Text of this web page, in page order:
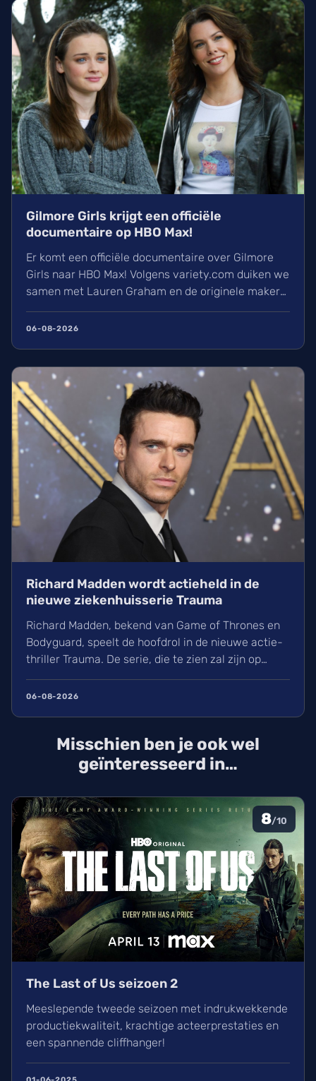
Gilmore Girls krijgt een officiële
documentaire op HBO Max!
Er komt een officiële documentaire over Gilmore
Girls naar HBO Max! Volgens variety.com duiken we
samen met Lauren Graham en de originele makers
in het ontstaan van Stars Hollow. Met nooit eerder
vertoonde beelden en verhalen van achter de
06-08-2026
Richard Madden wordt actieheld in de
nieuwe ziekenhuisserie Trauma
Richard Madden, bekend van Game of Thrones en
Bodyguard, speelt de hoofdrol in de nieuwe actie-
thriller Trauma. De serie, die te zien zal zijn op
Paramount+, volgt een dokter die het opneemt
tegen terroristen in een Londens ziekenhuis.
06-08-2026
Misschien ben je ook wel
geïnteresseerd in…
8/10
The Last of Us seizoen 2
Meeslepende tweede seizoen met indrukwekkende
productiekwaliteit, krachtige acteerprestaties en
een spannende cliffhanger!